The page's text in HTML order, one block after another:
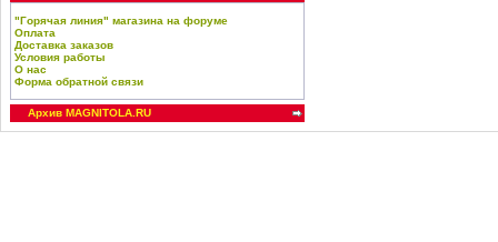
"Горячая линия" магазина на форуме
Оплата
Доставка заказов
Условия работы
О нас
Форма обратной связи
Архив MAGNITOLA.RU